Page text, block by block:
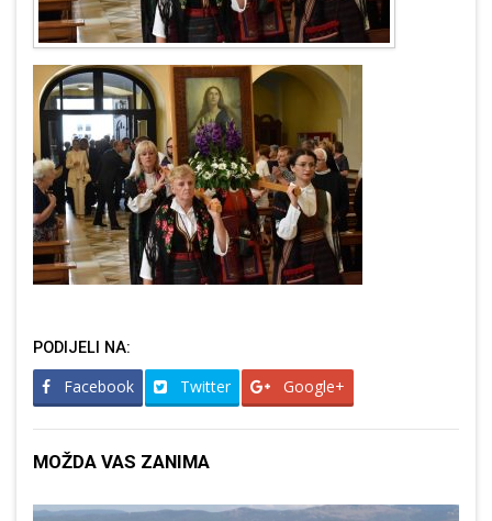
PODIJELI NA:
Facebook Twitter Google+
MOŽDA VAS ZANIMA